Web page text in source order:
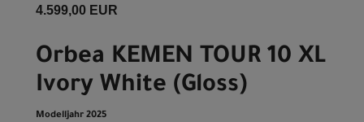
4.599,00 EUR
Orbea KEMEN TOUR 10 XL
Ivory White (Gloss)
Modelljahr 2025